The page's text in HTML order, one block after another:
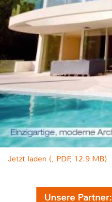
Jetzt laden (, PDF, 12.9 MB)
Unsere Partner: